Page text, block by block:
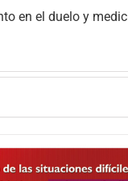
en el duelo y